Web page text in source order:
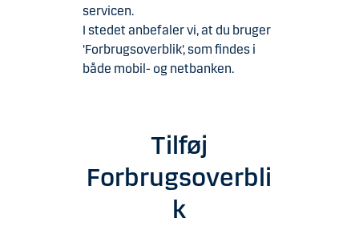
servicen.
I stedet anbefaler vi, at du bruger
'Forbrugsoverblik', som findes i
både mobil- og netbanken.
Tilføj
Forbrugsoverbli
k